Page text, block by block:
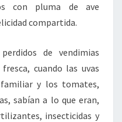
con pluma de ave
compartida.
de vendimias
cuando las uvas
y los tomates,
sabían a lo que eran,
insecticidas y